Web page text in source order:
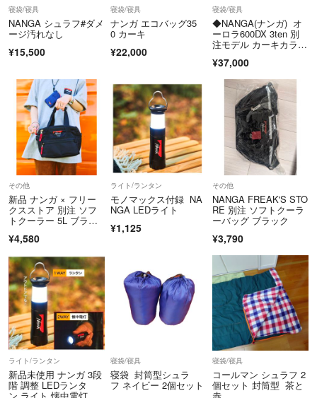
寝袋/寝具
NANGA シュラフ#ダメ
ージ汚れなし
¥15,500
寝袋/寝具
ナンガ エコバッグ35
0 カーキ
¥22,000
寝袋/寝具
◆NANGA(ナンガ) オ
ーロラ600DX 3ten 別
注モデル カーキカラー
ズ) ［未使用品］
¥37,000
その他
新品 ナンガ × フリー
クスストア 別注 ソフ
トクーラー 5L ブラッ
¥4,580
ライト/ランタン
モノマックス付録 NA
NGA LEDライト
¥1,125
その他
NANGA FREAK'S STO
RE 別注 ソフトクーラ
ーバッグ ブラック
¥3,790
ライト/ランタン
新品未使用 ナンガ 3段
階 調整 LEDランタ
寝袋/寝具
寝袋 封筒型シュラ
フ ネイビー 2個セット
寝袋/寝具
コールマン シュラフ 2
個セット 封筒型 茶と